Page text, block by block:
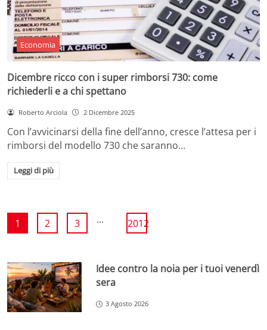
Economia
Dicembre ricco con i super rimborsi 730: come
richiederli e a chi spettano
Roberto Arciola 2 Dicembre 2025
Con l’avvicinarsi della fine dell’anno, cresce l’attesa per i
rimborsi del modello 730 che saranno…
Leggi di più
1 2 3 ... 2012
Idee contro la noia per i tuoi venerdì
sera
3 Agosto 2026